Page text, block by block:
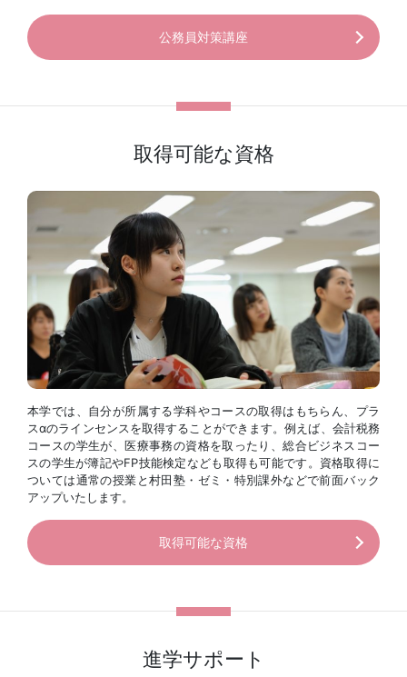
公務員対策講座
取得可能な資格
本学では、自分が所属する学科やコースの取得はもちらん、プラ
スαのラインセンスを取得することができます。例えば、会計税務
コースの学生が、医療事務の資格を取ったり、総合ビジネスコー
スの学生が簿記やFP技能検定なども取得も可能です。資格取得に
ついては通常の授業と村田塾・ゼミ・特別課外などで前面バック
アップいたします。
取得可能な資格
進学サポート